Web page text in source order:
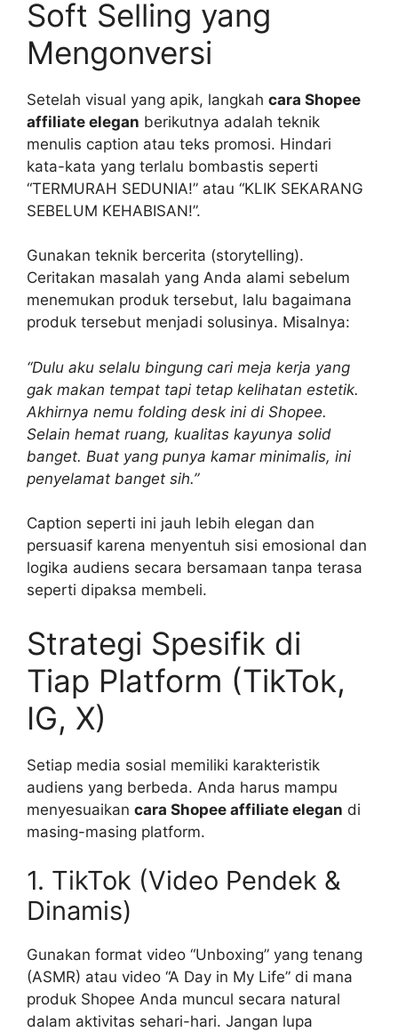
Soft Selling yang
Mengonversi
Setelah visual yang apik, langkah cara Shopee
affiliate elegan berikutnya adalah teknik
menulis caption atau teks promosi. Hindari
kata-kata yang terlalu bombastis seperti
“TERMURAH SEDUNIA!” atau “KLIK SEKARANG
SEBELUM KEHABISAN!”.
Gunakan teknik bercerita (storytelling).
Ceritakan masalah yang Anda alami sebelum
menemukan produk tersebut, lalu bagaimana
produk tersebut menjadi solusinya. Misalnya:
“Dulu aku selalu bingung cari meja kerja yang
gak makan tempat tapi tetap kelihatan estetik.
Akhirnya nemu folding desk ini di Shopee.
Selain hemat ruang, kualitas kayunya solid
banget. Buat yang punya kamar minimalis, ini
penyelamat banget sih.”
Caption seperti ini jauh lebih elegan dan
persuasif karena menyentuh sisi emosional dan
logika audiens secara bersamaan tanpa terasa
seperti dipaksa membeli.
Strategi Spesifik di
Tiap Platform (TikTok,
IG, X)
Setiap media sosial memiliki karakteristik
audiens yang berbeda. Anda harus mampu
menyesuaikan cara Shopee affiliate elegan di
masing-masing platform.
1. TikTok (Video Pendek &
Dinamis)
Gunakan format video “Unboxing” yang tenang
(ASMR) atau video “A Day in My Life” di mana
produk Shopee Anda muncul secara natural
dalam aktivitas sehari-hari. Jangan lupa